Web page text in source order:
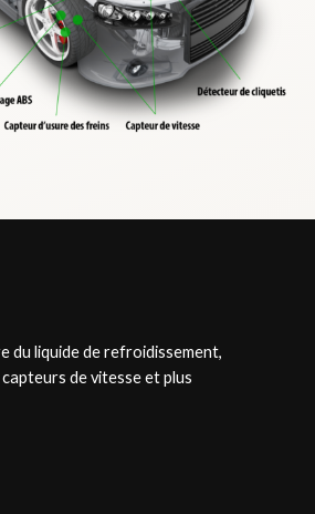
du liquide de refroidissement,
de vitesse et plus